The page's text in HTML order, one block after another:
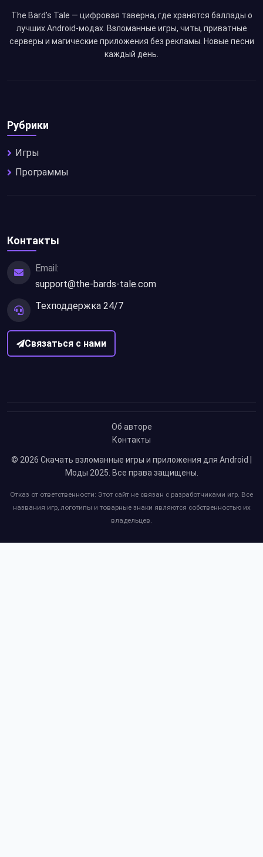
The Bard’s Tale — цифровая таверна, где хранятся баллады о
лучших Android-модах. Взломанные игры, читы, приватные
серверы и магические приложения без рекламы. Новые песни
каждый день.
Рубрики
Игры
Программы
Контакты
Email:
support@the-bards-tale.com
Техподдержка 24/7
Связаться с нами
Об авторе
Контакты
© 2026 Скачать взломанные игры и приложения для Android |
Моды 2025. Все права защищены.
Отказ от ответственности: Этот сайт не связан с разработчиками игр. Все
названия игр, логотипы и товарные знаки являются собственностью их
владельцев.